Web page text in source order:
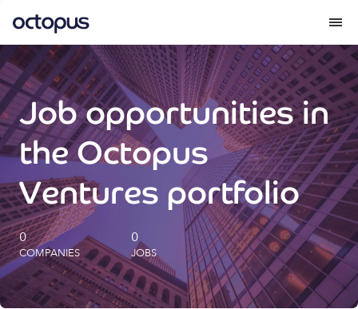
What we do
How we do it
Our impact
Future Generations Reports
Octopus Giving
Careers
Job opportunities in
the Octopus
Ventures portfolio
0
COMPANIES
0
JOBS